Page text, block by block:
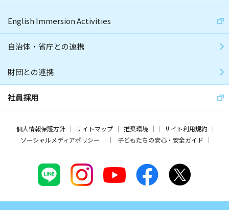
English Immersion Activities
自治体・省庁との連携
財団との連携
社員採用
個人情報保護方針 サイトマップ 推奨環境
サイト利用規約
ソーシャルメディアポリシー
子どもたちの安心・安全ガイド